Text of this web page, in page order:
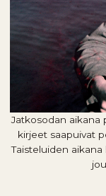
Jatkosodan aikana
kirjeet saapuivat
Taisteluiden